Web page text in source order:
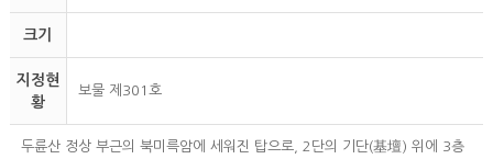
크기
지정현
황
보물 제301호
두륜산 정상 부근의 북미륵암에 세워진 탑으로, 2단의 기단(基壇) 위에 3층